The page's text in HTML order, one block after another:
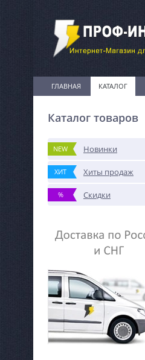
ГЛАВНАЯ КАТАЛОГ
Каталог товаров
NEW Новинки
ХИТ Хиты продаж
% Скидки